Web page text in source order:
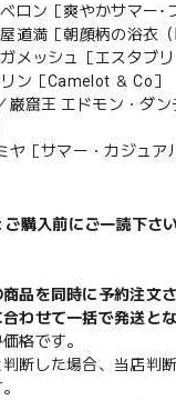
ロン［爽やかサマー･
道満［朝顔柄の浴衣（
メッシュ［エスタブリ
ン［Camelot ＆ Co］
巌窟王 エドモン・ダ
ヤ［サマー・カジュア
ご購入前にご一読下さ
商品を同時に予約注文
わせて一括で発送とな
格です。
判断した場合、当店判